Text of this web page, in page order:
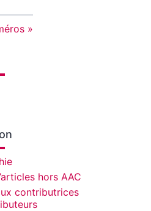
hors AAC
contributrices